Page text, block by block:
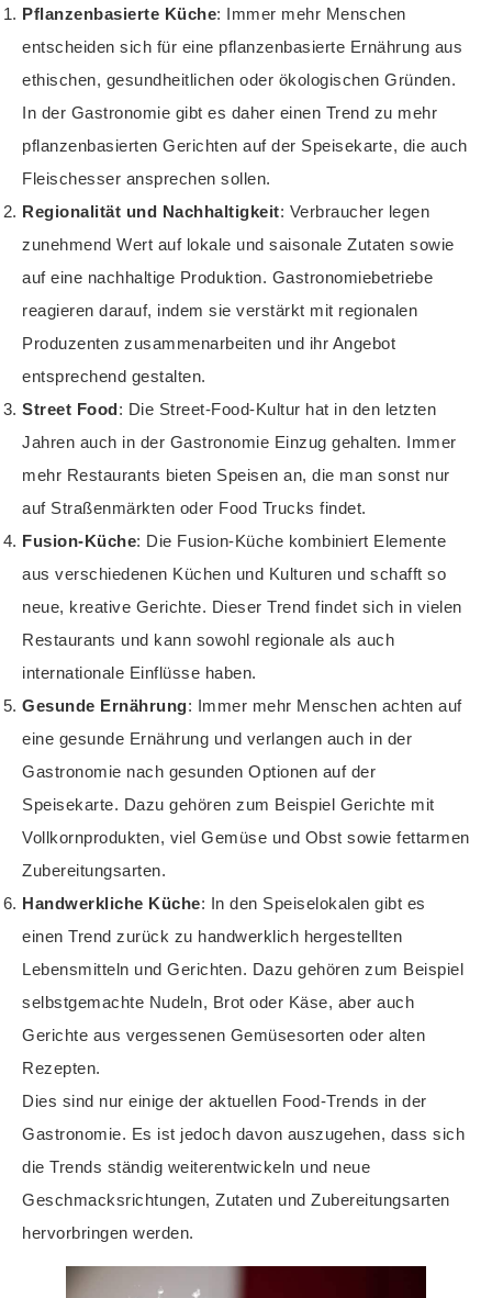
Pflanzenbasierte Küche: Immer mehr Menschen
entscheiden sich für eine pflanzenbasierte Ernährung aus
ethischen, gesundheitlichen oder ökologischen Gründen.
In der Gastronomie gibt es daher einen Trend zu mehr
pflanzenbasierten Gerichten auf der Speisekarte, die auch
Fleischesser ansprechen sollen.
Regionalität und Nachhaltigkeit: Verbraucher legen
zunehmend Wert auf lokale und saisonale Zutaten sowie
auf eine nachhaltige Produktion. Gastronomiebetriebe
reagieren darauf, indem sie verstärkt mit regionalen
Produzenten zusammenarbeiten und ihr Angebot
entsprechend gestalten.
Street Food: Die Street-Food-Kultur hat in den letzten
Jahren auch in der Gastronomie Einzug gehalten. Immer
mehr Restaurants bieten Speisen an, die man sonst nur
auf Straßenmärkten oder Food Trucks findet.
Fusion-Küche: Die Fusion-Küche kombiniert Elemente
aus verschiedenen Küchen und Kulturen und schafft so
neue, kreative Gerichte. Dieser Trend findet sich in vielen
Restaurants und kann sowohl regionale als auch
internationale Einflüsse haben.
Gesunde Ernährung: Immer mehr Menschen achten auf
eine gesunde Ernährung und verlangen auch in der
Gastronomie nach gesunden Optionen auf der
Speisekarte. Dazu gehören zum Beispiel Gerichte mit
Vollkornprodukten, viel Gemüse und Obst sowie fettarmen
Zubereitungsarten.
Handwerkliche Küche: In den Speiselokalen gibt es
einen Trend zurück zu handwerklich hergestellten
Lebensmitteln und Gerichten. Dazu gehören zum Beispiel
selbstgemachte Nudeln, Brot oder Käse, aber auch
Gerichte aus vergessenen Gemüsesorten oder alten
Rezepten.
Dies sind nur einige der aktuellen Food-Trends in der
Gastronomie. Es ist jedoch davon auszugehen, dass sich
die Trends ständig weiterentwickeln und neue
Geschmacksrichtungen, Zutaten und Zubereitungsarten
hervorbringen werden.